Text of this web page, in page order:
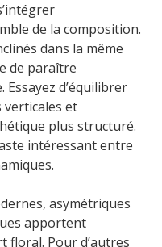
de la composition.
dans la même
de paraître
d’équilibrer
verticales et
plus structuré.
intéressant entre
asymétriques
apportent
floral. Pour d’autres